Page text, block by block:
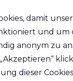
damit
und um
anonym zu
dieser